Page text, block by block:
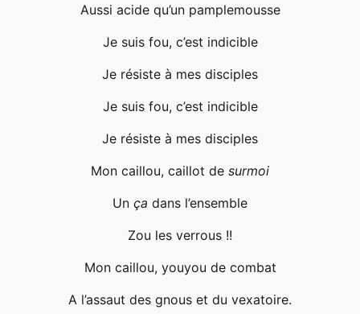
Aussi acide qu’un pamplemousse
Je suis fou, c’est indicible
Je résiste à mes disciples
Je suis fou, c’est indicible
Je résiste à mes disciples
Mon caillou, caillot de surmoi
Un ça dans l’ensemble
Zou les verrous !!
Mon caillou, youyou de combat
A l’assaut des gnous et du vexatoire.